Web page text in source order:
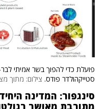
פועלת כדי להפוך בשר אמיתי
סטייקהולדר פודס. צילום: מתוך
סינגפור: המדינה